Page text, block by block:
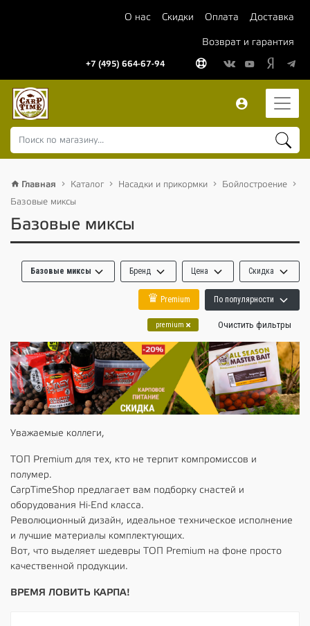
О нас Скидки Оплата Доставка
Возврат и гарантия
+7 (495) 664-67-94
Главная Каталог Насадки и прикормки
Бойлостроение
Базовые миксы
Базовые миксы
Базовые миксы Бренд Цена Скидка
♛ Premium По популярности
premium Очистить фильтры
Уважаемые коллеги,
ТОП Premium для тех, кто не терпит компромиссов и
полумер.
CarpTimeShop предлагает вам подборку снастей и
оборудования Hi-End класса.
Революционный дизайн, идеальное техническое исполнение
и лучшие материалы комплектующих.
Вот, что выделяет шедевры ТОП Premium на фоне просто
качественной продукции.
ВРЕМЯ ЛОВИТЬ КАРПА!